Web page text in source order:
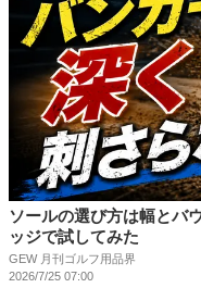
ソールの選び方は幅と
ッジで試してみた
GEW 月刊ゴルフ用品界
2026/7/25 07:00